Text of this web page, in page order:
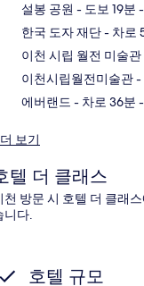
설봉 공원 - 도보 19분
한국 도자 재단- 차로
이천 시립 월전 미술관
이천시립월전미술관-
에버랜드 - 차로 36분
더 보기
텔 더 클래스
천 방문 시 호텔 더 클래
니다.
호텔 규모